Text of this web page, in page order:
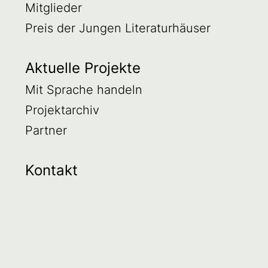
Mitglieder
Preis der Jungen Literaturhäuser
Aktuelle Projekte
Mit Sprache handeln
Projektarchiv
Partner
Kontakt